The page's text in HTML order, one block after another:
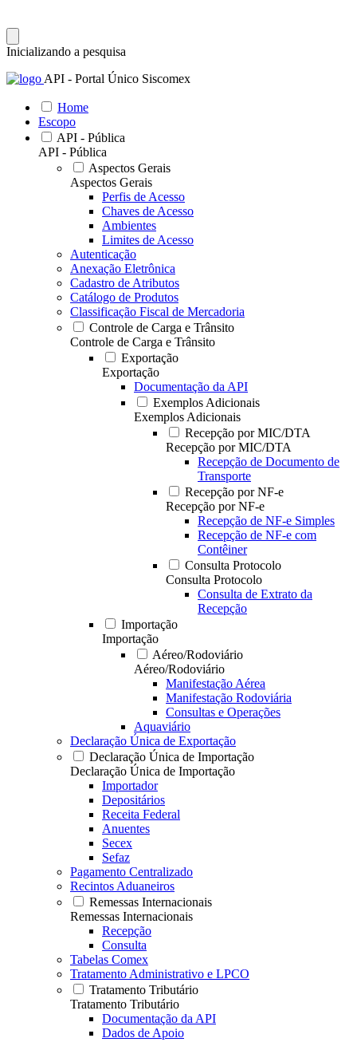
Inicializando a pesquisa
API - Portal Único Siscomex
Home
Escopo
API - Pública
API - Pública
Aspectos Gerais
Aspectos Gerais
Perfis de Acesso
Chaves de Acesso
Ambientes
Limites de Acesso
Autenticação
Anexação Eletrônica
Cadastro de Atributos
Catálogo de Produtos
Classificação Fiscal de Mercadoria
Controle de Carga e Trânsito
Controle de Carga e Trânsito
Exportação
Exportação
Documentação da API
Exemplos Adicionais
Exemplos Adicionais
Recepção por MIC/DTA
Recepção por MIC/DTA
Recepção de Documento de
Transporte
Recepção por NF-e
Recepção por NF-e
Recepção de NF-e Simples
Recepção de NF-e com
Contêiner
Consulta Protocolo
Consulta Protocolo
Consulta de Extrato da
Recepção
Importação
Importação
Aéreo/Rodoviário
Aéreo/Rodoviário
Manifestação Aérea
Manifestação Rodoviária
Consultas e Operações
Aquaviário
Declaração Única de Exportação
Declaração Única de Importação
Declaração Única de Importação
Importador
Depositários
Receita Federal
Anuentes
Secex
Sefaz
Pagamento Centralizado
Recintos Aduaneiros
Remessas Internacionais
Remessas Internacionais
Recepção
Consulta
Tabelas Comex
Tratamento Administrativo e LPCO
Tratamento Tributário
Tratamento Tributário
Documentação da API
Dados de Apoio